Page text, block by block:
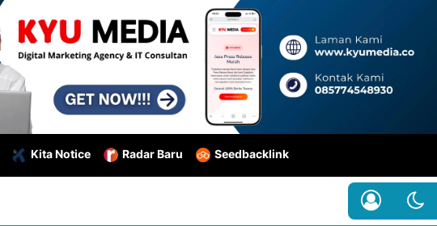
Kita Notice Radar Baru Seedbacklink